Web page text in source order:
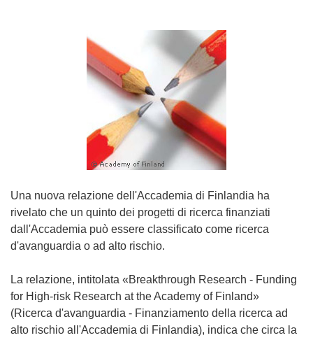
Una nuova relazione dell'Accademia di Finlandia ha
rivelato che un quinto dei progetti di ricerca finanziati
dall'Accademia può essere classificato come ricerca
d'avanguardia o ad alto rischio.
La relazione, intitolata «Breakthrough Research - Funding
for High-risk Research at the Academy of Finland»
(Ricerca d'avanguardia - Finanziamento della ricerca ad
alto rischio all'Accademia di Finlandia), indica che circa la